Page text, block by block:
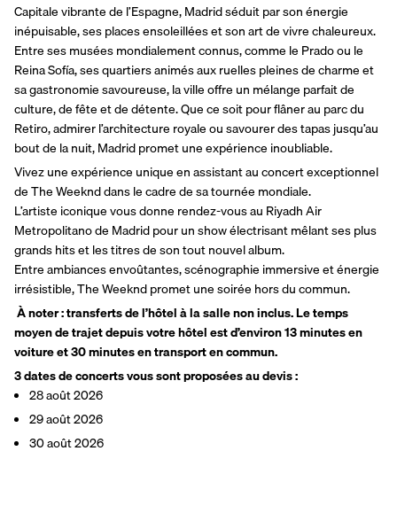
Capitale vibrante de l’Espagne, Madrid séduit par son énergie
inépuisable, ses places ensoleillées et son art de vivre chaleureux.
Entre ses musées mondialement connus, comme le Prado ou le
Reina Sofía, ses quartiers animés aux ruelles pleines de charme et
sa gastronomie savoureuse, la ville offre un mélange parfait de
culture, de fête et de détente. Que ce soit pour flâner au parc du
Retiro, admirer l’architecture royale ou savourer des tapas jusqu’au
bout de la nuit, Madrid promet une expérience inoubliable.
Vivez une expérience unique en assistant au concert exceptionnel
de The Weeknd dans le cadre de sa tournée mondiale.
L’artiste iconique vous donne rendez-vous au Riyadh Air
Metropolitano de Madrid pour un show électrisant mêlant ses plus
grands hits et les titres de son tout nouvel album.
Entre ambiances envoûtantes, scénographie immersive et énergie
irrésistible, The Weeknd promet une soirée hors du commun.
moyen de trajet depuis votre hôtel est d’environ 13 minutes en
voiture et 30 minutes en transport en commun.
3 dates de concerts vous sont proposées au devis :
28 août 2026
29 août 2026
30 août 2026